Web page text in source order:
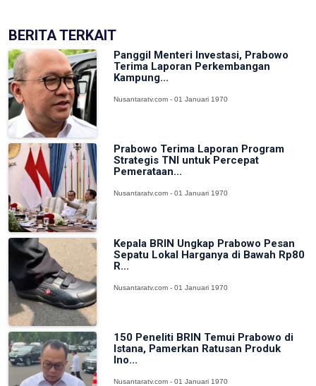
BERITA TERKAIT
Panggil Menteri Investasi, Prabowo
Terima Laporan Perkembangan
Kampung...
Nusantaratv.com - 01 Januari 1970
Prabowo Terima Laporan Program
Strategis TNI untuk Percepat
Pemerataan...
Nusantaratv.com - 01 Januari 1970
Kepala BRIN Ungkap Prabowo Pesan
Sepatu Lokal Harganya di Bawah Rp80
R...
Nusantaratv.com - 01 Januari 1970
150 Peneliti BRIN Temui Prabowo di
Istana, Pamerkan Ratusan Produk
Ino...
Nusantaratv.com - 01 Januari 1970